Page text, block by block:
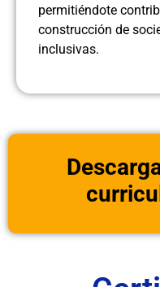
permitiéndote
construcción de
inclusivas.